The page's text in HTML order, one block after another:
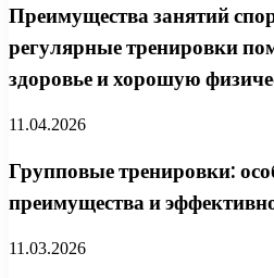
Преимущества занятий
регулярные тренировки
здоровье и хорошую
11.04.2026
Групповые тренировки:
преимущества и
11.03.2026